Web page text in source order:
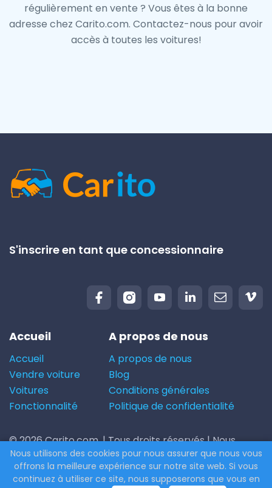
régulièrement en vente ? Vous êtes à la bonne
adresse chez Carito.com. Contactez-nous pour avoir
accès à toutes les voitures!
S'inscrire en tant que concessionnaire
Accueil
Accueil
Vendre voiture
Voitures
Fonctionnalité
A propos de nous
A propos de nous
Blog
Conditions générales
Politique de confidentialité
© 2026 Carito.com. | Tous droits réservés | Nous
achetons votre voiture au meilleur prix ! | Powered
byCodiCo.io
Nous utilisons des cookies pour nous assurer que nous vous
offrons la meilleure expérience sur notre site web. Si vous
continuez à utiliser ce site, nous supposerons que vous en